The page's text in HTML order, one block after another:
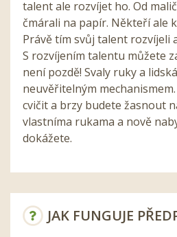
talent ale rozvíjet ho. Od
čmárali na papír. Někteří ale
Právě tím svůj talent rozvíjeli
S rozvíjením talentu můžete
není pozdě! Svaly ruky a
neuvěřitelným
cvičit a brzy budete žasnout
vlastníma rukama a nově
dokážete.
JAK FUNGUJE